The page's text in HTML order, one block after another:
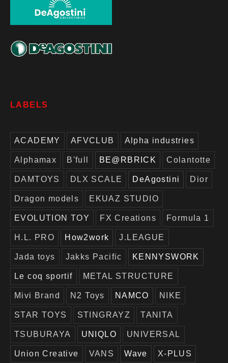
LABELS
ACADEMY AFVCLUB Alpha industries
Alphamax B'full BE@RBRICK Colantotte
DAMTOYS DLX SCALE DeAgostini Dior
Dragon models EKUAZ STUDIO
EVOLUTION TOY FX Creations Formula 1
H.L. PRO How2work J.LEAGUE
Jada toys Jakks Pacific KENNYSWORK
Le coq sportif METAL STRUCTURE
Mivi Brand N2 Toys NAMCO NIKE
STAR TOYS STINGRAYZ TANITA
TSUBURAYA UNIQLO UNIVERSAL
Union Creative VANS Wave X-PLUS